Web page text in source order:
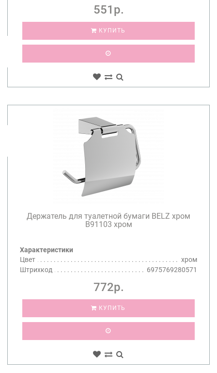
551р.
КУПИТЬ
Держатель для туалетной бумаги BELZ хром
B91103 хром
Характеристики
Цвет
хром
Штрихкод
6975769280571
772р.
КУПИТЬ